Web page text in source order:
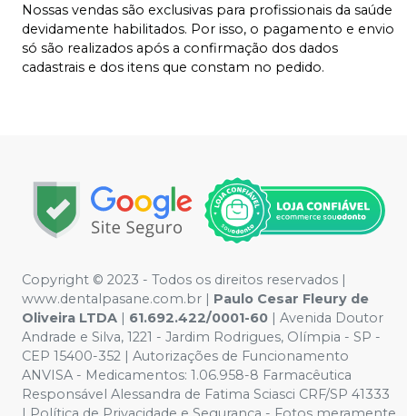
Nossas vendas são exclusivas para profissionais da saúde
devidamente habilitados. Por isso, o pagamento e envio
só são realizados após a confirmação dos dados
cadastrais e dos itens que constam no pedido.
Copyright © 2023 - Todos os direitos reservados |
www.dentalpasane.com.br | Paulo Cesar Fleury de
Oliveira LTDA | 61.692.422/0001-60 | Avenida Doutor
Andrade e Silva, 1221 - Jardim Rodrigues, Olímpia - SP -
CEP 15400-352 | Autorizações de Funcionamento
ANVISA - Medicamentos: 1.06.958-8 Farmacêutica
Responsável Alessandra de Fatima Sciasci CRF/SP 41333